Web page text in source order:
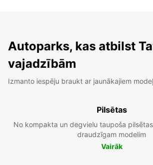
Autoparks, kas atbilst
vajadzībām
Izmanto iespēju braukt ar jaunākajiem
Pilsētas
No kompakta un degvielu taupoša
draudzīgam modelim
Vairāk